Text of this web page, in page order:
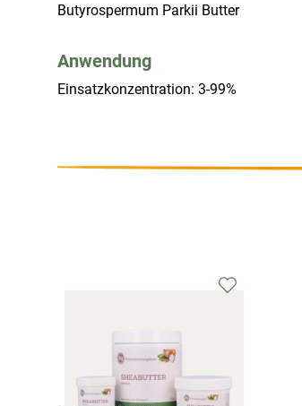
Butyrospermum Parkii Butter
Anwendung
Einsatzkonzentration: 3-99%